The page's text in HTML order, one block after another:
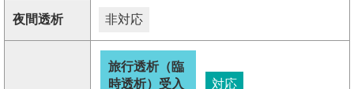
夜間透析 非対応
旅行透析（臨
時透析）受入
対応